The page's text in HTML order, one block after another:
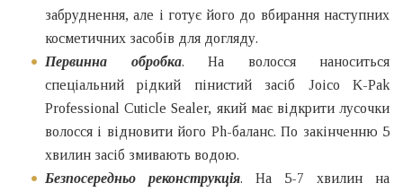
забруднення, але і готує його до вбирання наступних
косметичних засобів для догляду.
Первинна обробка. На волосся наноситься
спеціальний рідкий пінистий засіб Joico K-Pak
Professional Cuticle Sealer, який має відкрити лусочки
волосся і відновити його Ph-баланс. По закінченню 5
хвилин засіб змивають водою.
Безпосередньо реконструкція. На 5-7 хвилин на